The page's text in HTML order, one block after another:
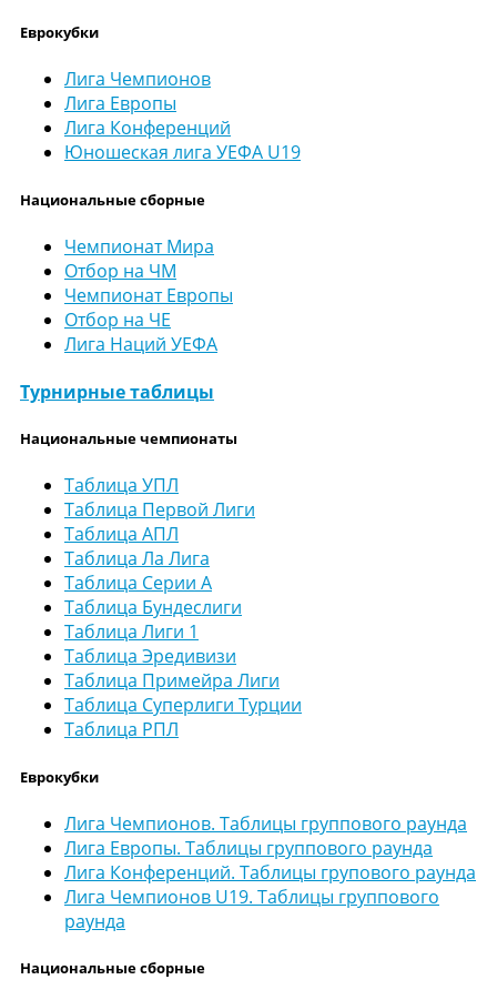
Еврокубки
Лига Чемпионов
Лига Европы
Лига Конференций
Юношеская лига УЕФА U19
Национальные сборные
Чемпионат Мира
Отбор на ЧМ
Чемпионат Европы
Отбор на ЧЕ
Лига Наций УЕФА
Турнирные таблицы
Национальные чемпионаты
Таблица УПЛ
Таблица Первой Лиги
Таблица АПЛ
Таблица Ла Лига
Таблица Серии А
Таблица Бундеслиги
Таблица Лиги 1
Таблица Эредивизи
Таблица Примейра Лиги
Таблица Суперлиги Турции
Таблица РПЛ
Еврокубки
Лига Чемпионов. Таблицы группового раунда
Лига Европы. Таблицы группового раунда
Лига Конференций. Таблицы групового раунда
Лига Чемпионов U19. Таблицы группового
раунда
Национальные сборные